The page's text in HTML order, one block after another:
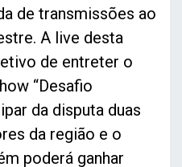
de transmissões ao
A live desta
de entreter o
“Desafio
da disputa duas
da região e o
poderá ganhar